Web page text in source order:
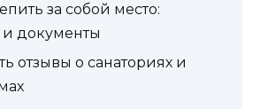
за собой место:
документы
отзывы о санаториях и